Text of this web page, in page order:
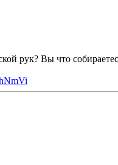
рук? Вы что